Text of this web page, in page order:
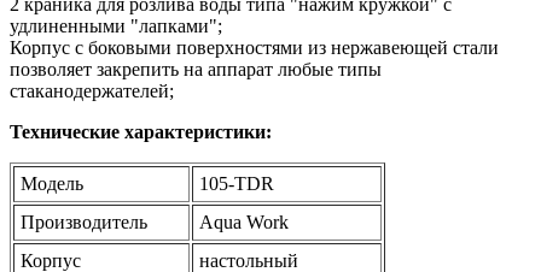
удлиненными "лапками";
Корпус с боковыми поверхностями из нержавеющей стали
позволяет закрепить на аппарат любые типы
стаканодержателей;
Технические характеристики:
Модель
105-TDR
Производитель
Aqua Work
Корпус
настольный